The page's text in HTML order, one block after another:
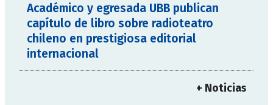
Académico y egresada UBB publican
capítulo de libro sobre radioteatro
chileno en prestigiosa editorial
internacional
+ Noticias